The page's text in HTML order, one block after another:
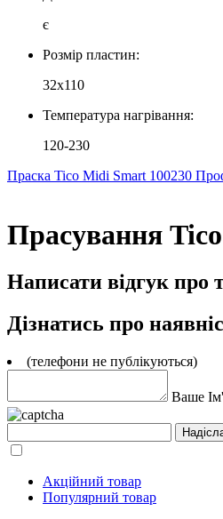
є
Розмір пластин:
32х110
Температура нагрівання:
120-230
Праска Tico Midi Smart 100230
Прасування
Написати відгук про
Дізнатись про
(телефони не публікуються)
Ваше
Акційний товар
Популярний товар